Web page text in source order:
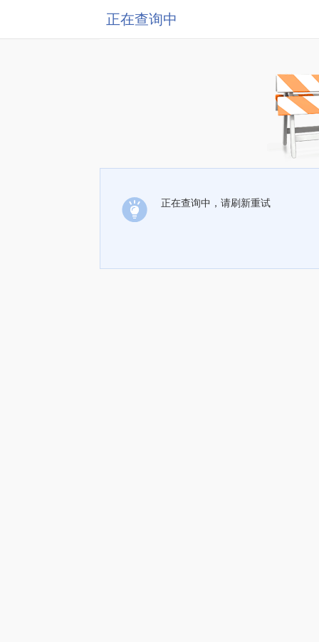
正在查询中
正在查询中，请刷新重试